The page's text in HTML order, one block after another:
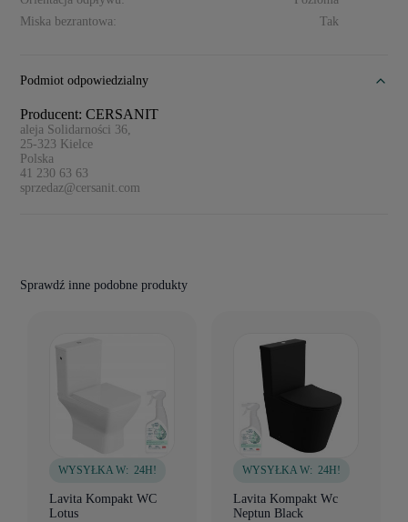
Miska bezrantowa:
Tak
Podmiot odpowiedzialny
Producent: CERSANIT
aleja Solidarności 36,
25-323 Kielce
Polska
41 230 63 63
sprzedaz@cersanit.com
Sprawdź inne podobne produkty
WYSYŁKA W: 24H!
Lavita Kompakt WC
Lotus
WYSYŁKA W: 24H!
Lavita Kompakt Wc
Neptun Black